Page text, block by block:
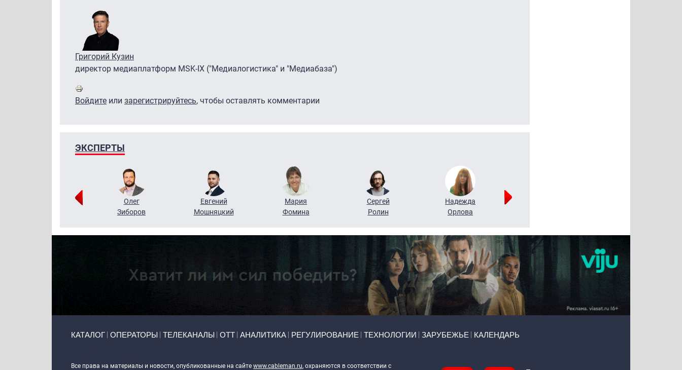
Григорий Кузин
директор медиаплатформ MSK-IX ("Медиалогистика" и "Медиабаза")
Войдите или зарегистрируйтесь, чтобы оставлять комментарии
ЭКСПЕРТЫ
Олег
Зиборов
Евгений
Мошняцкий
Мария
Фомина
Сергей
Ролин
Надежда
Орлова
КАТАЛОГ ОПЕРАТОРЫ ТЕЛЕКАНАЛЫ ОТТ АНАЛИТИКА РЕГУЛИРОВАНИЕ ТЕХНОЛОГИИ ЗАРУБЕЖЬЕ КАЛЕНДАРЬ
Все права на материалы и новости, опубликованные на сайте www.cableman.ru, охраняются в соответствии с